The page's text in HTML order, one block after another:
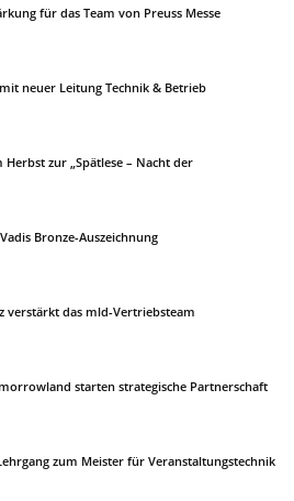
für das Team von Preuss Messe
neuer Leitung Technik & Betrieb
zur „Spätlese – Nacht der
Bronze-Auszeichnung
verstärkt das mld-Vertriebsteam
starten strategische Partnerschaft
zum Meister für Veranstaltungstechnik